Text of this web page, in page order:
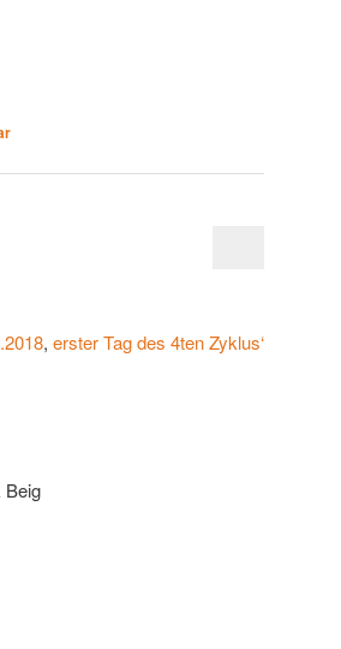
, erster Tag des 4ten Zyklus‘
Beig